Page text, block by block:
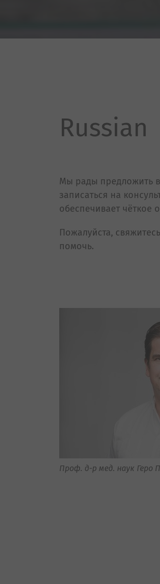
Russian
Мы рады предложить
записаться на
обеспечивает
Пожалуйста,
помочь.
Проф. д-р мед. наук Геро